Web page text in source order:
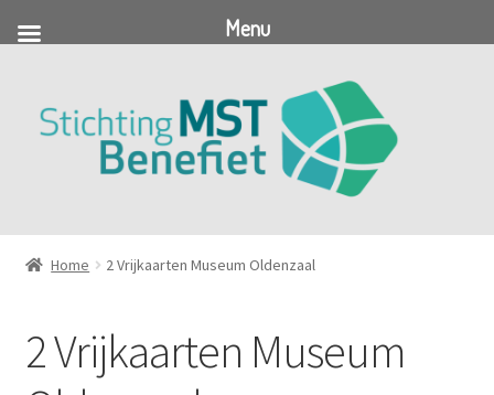
door
naar
naar
de
Home 2 Vrijkaarten Museum Oldenzaal
2 Vrijkaarten Museum
Menu